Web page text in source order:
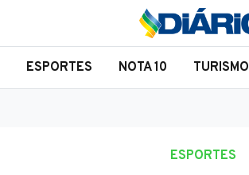
ESPORTES NOTA 10 TURISMO
ESPORTES